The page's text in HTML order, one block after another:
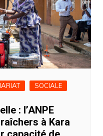
SOCIALE
: l’ANPE
à Kara